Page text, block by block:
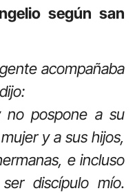
según san
acompañaba
no pospone a su
y a sus hijos,
e incluso
discípulo mío.